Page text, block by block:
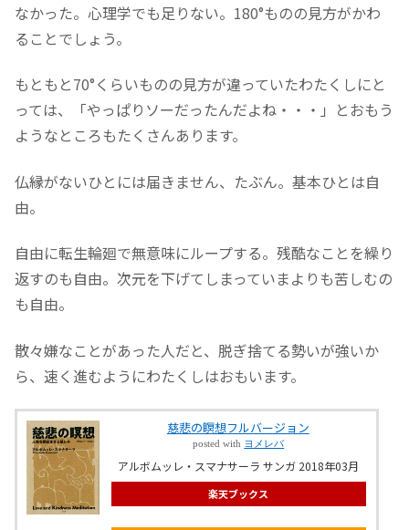
なかった。心理学でも足りない。180°ものの見方がかわ
ることでしょう。
もともと70°くらいものの見方が違っていたわたくしにと
っては、「やっぱりソーだったんだよね・・・」とおもう
ようなところもたくさんあります。
仏縁がないひとには届きません、たぶん。基本ひとは自
由。
自由に転生輪廻で無意味にループする。残酷なことを繰り
返すのも自由。次元を下げてしまっていまよりも苦しむの
も自由。
散々嫌なことがあった人だと、脱ぎ捨てる勢いが強いか
ら、速く進むようにわたくしはおもいます。
慈悲の瞑想フルバージョン
posted with ヨメレバ
アルボムッレ・スマナサーラ サンガ 2018年03月
楽天ブックス